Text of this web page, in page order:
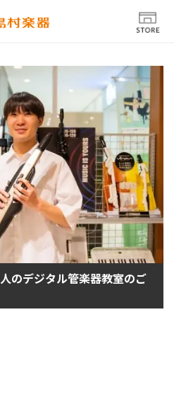
のデジタル管楽器教室のご